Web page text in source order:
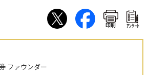
印刷 ｱﾝｹｰﾄ
ファウンダー